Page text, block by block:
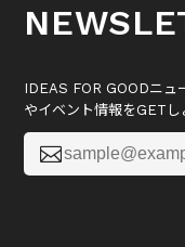
IDEAS FOR GOODニュ
やイベント情報をGETし
